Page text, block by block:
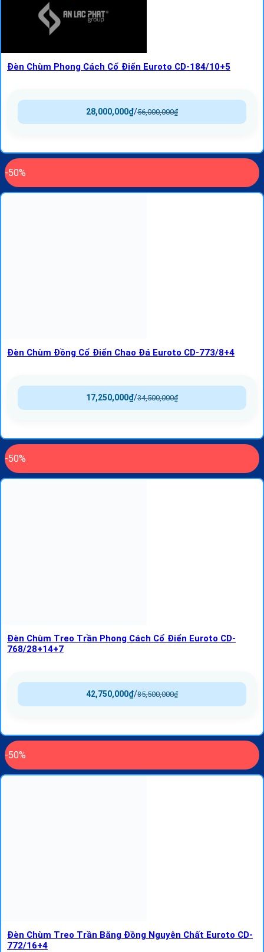
Đèn Chùm Phong Cách Cổ Điển Euroto CD-184/10+5
56,000,000₫
/
28,000,000₫
-50%
Đèn Chùm Đồng Cổ Điển Chao Đá Euroto CD-773/8+4
34,500,000₫
/
17,250,000₫
-50%
Đèn Chùm Treo Trần Phong Cách Cổ Điển Euroto CD-
768/28+14+7
85,500,000₫
/
42,750,000₫
-50%
Đèn Chùm Treo Trần Bằng Đồng Nguyên Chất Euroto CD-
772/16+4